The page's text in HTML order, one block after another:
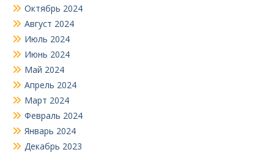
Октябрь 2024
Август 2024
Июль 2024
Июнь 2024
Май 2024
Апрель 2024
Март 2024
Февраль 2024
Январь 2024
Декабрь 2023